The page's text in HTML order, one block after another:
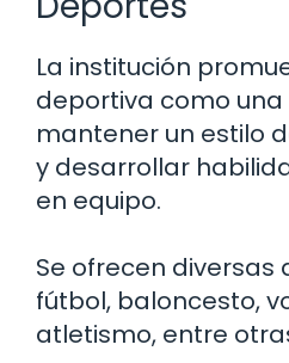
La institución
deportiva como
mantener un estilo
y desarrollar
en equipo.
Se ofrecen diversas
fútbol, baloncesto,
atletismo, entre